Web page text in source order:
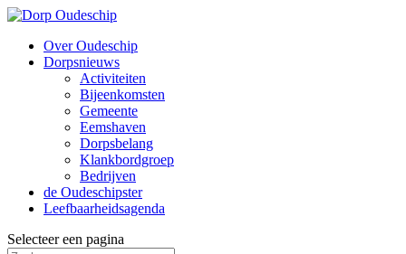
Over Oudeschip
Dorpsnieuws
Activiteiten
Bijeenkomsten
Gemeente
Eemshaven
Dorpsbelang
Klankbordgroep
Bedrijven
de Oudeschipster
Leefbaarheidsagenda
Selecteer een pagina